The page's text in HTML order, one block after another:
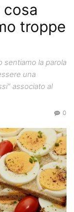
troppe
sentiamo la parola
una
associato al
0